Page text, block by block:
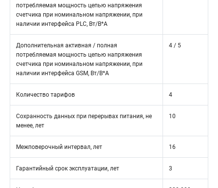
потребляемая мощность цепью напряжения
счетчика при номинальном напряжении, при
наличии интерфейса PLC, Вт/В*А
Дополнительная активная / полная
потребляемая мощность цепью напряжения
счетчика при номинальном напряжении, при
наличии интерфейса GSM, Вт/В*А
4 / 5
Количество тарифов 4
Сохранность данных при перерывах питания, не
менее, лет
10
Межповерочный интервал, лет 16
Гарантийный срок эксплуатации, лет 3